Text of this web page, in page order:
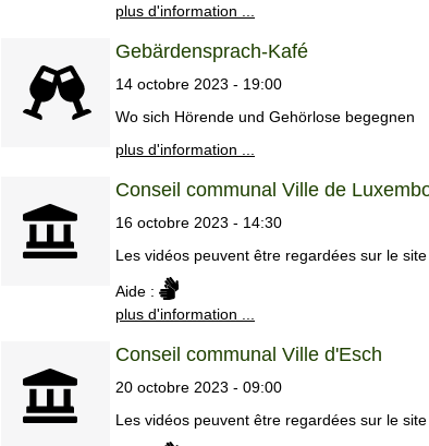
plus d'information ...
Gebärdensprach-Kafé
14 octobre 2023 - 19:00
Wo sich Hörende und Gehörlose begegnen
plus d'information ...
Conseil communal Ville de
16 octobre 2023 - 14:30
Les vidéos peuvent être regardées sur le
Aide :
plus d'information ...
Conseil communal Ville d'Esch
20 octobre 2023 - 09:00
Les vidéos peuvent être regardées sur le